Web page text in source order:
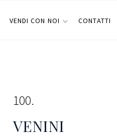
VENDI CON NOI CONTATTI
100
VENINI